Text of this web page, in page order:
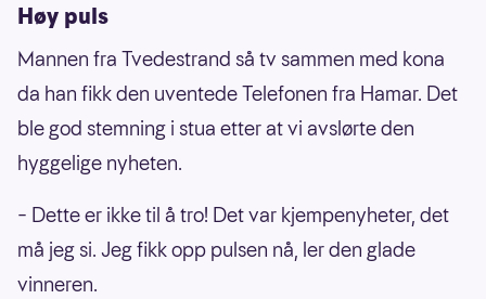
Høy puls
Mannen fra Tvedestrand så tv sammen med kona
da han fikk den uventede Telefonen fra Hamar. Det
ble god stemning i stua etter at vi avslørte den
hyggelige nyheten.
– Dette er ikke til å tro! Det var kjempenyheter, det
må jeg si. Jeg fikk opp pulsen nå, ler den glade
vinneren.